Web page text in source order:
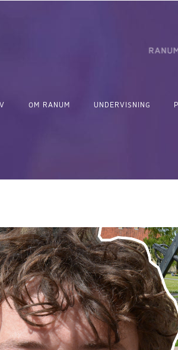
OM RANUM UNDERVISNING